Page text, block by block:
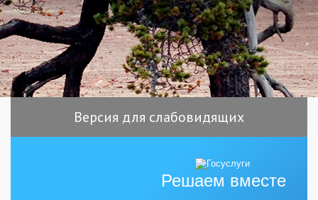
Версия для слабовидящих
Решаем вместе